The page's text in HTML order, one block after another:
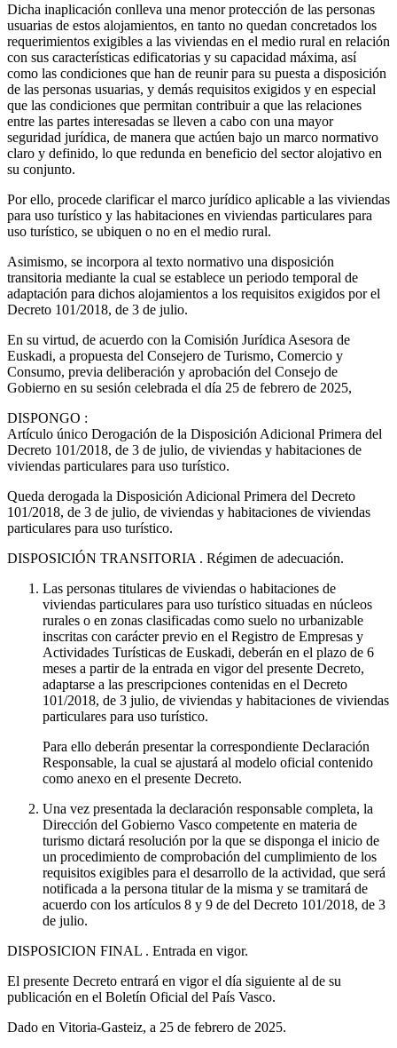
Dicha inaplicación conlleva una menor protección de las personas
usuarias de estos alojamientos, en tanto no quedan concretados los
requerimientos exigibles a las viviendas en el medio rural en relación
con sus características edificatorias y su capacidad máxima, así
como las condiciones que han de reunir para su puesta a disposición
de las personas usuarias, y demás requisitos exigidos y en especial
que las condiciones que permitan contribuir a que las relaciones
entre las partes interesadas se lleven a cabo con una mayor
seguridad jurídica, de manera que actúen bajo un marco normativo
claro y definido, lo que redunda en beneficio del sector alojativo en
su conjunto.
Por ello, procede clarificar el marco jurídico aplicable a las viviendas
para uso turístico y las habitaciones en viviendas particulares para
uso turístico, se ubiquen o no en el medio rural.
Asimismo, se incorpora al texto normativo una disposición
transitoria mediante la cual se establece un periodo temporal de
adaptación para dichos alojamientos a los requisitos exigidos por el
Decreto 101/2018, de 3 de julio.
En su virtud, de acuerdo con la Comisión Jurídica Asesora de
Euskadi, a propuesta del Consejero de Turismo, Comercio y
Consumo, previa deliberación y aprobación del Consejo de
Gobierno en su sesión celebrada el día 25 de febrero de 2025,
DISPONGO :
Artículo único Derogación de la Disposición Adicional Primera del
Decreto 101/2018, de 3 de julio, de viviendas y habitaciones de
viviendas particulares para uso turístico.
Queda derogada la Disposición Adicional Primera del Decreto
101/2018, de 3 de julio, de viviendas y habitaciones de viviendas
particulares para uso turístico.
DISPOSICIÓN TRANSITORIA . Régimen de adecuación.
Las personas titulares de viviendas o habitaciones de
viviendas particulares para uso turístico situadas en núcleos
rurales o en zonas clasificadas como suelo no urbanizable
inscritas con carácter previo en el Registro de Empresas y
Actividades Turísticas de Euskadi, deberán en el plazo de 6
meses a partir de la entrada en vigor del presente Decreto,
adaptarse a las prescripciones contenidas en el Decreto
101/2018, de 3 julio, de viviendas y habitaciones de viviendas
particulares para uso turístico.
Para ello deberán presentar la correspondiente Declaración
Responsable, la cual se ajustará al modelo oficial contenido
como anexo en el presente Decreto.
Una vez presentada la declaración responsable completa, la
Dirección del Gobierno Vasco competente en materia de
turismo dictará resolución por la que se disponga el inicio de
un procedimiento de comprobación del cumplimiento de los
requisitos exigibles para el desarrollo de la actividad, que será
notificada a la persona titular de la misma y se tramitará de
acuerdo con los artículos 8 y 9 de del Decreto 101/2018, de 3
de julio.
DISPOSICION FINAL . Entrada en vigor.
El presente Decreto entrará en vigor el día siguiente al de su
publicación en el Boletín Oficial del País Vasco.
Dado en Vitoria-Gasteiz, a 25 de febrero de 2025.